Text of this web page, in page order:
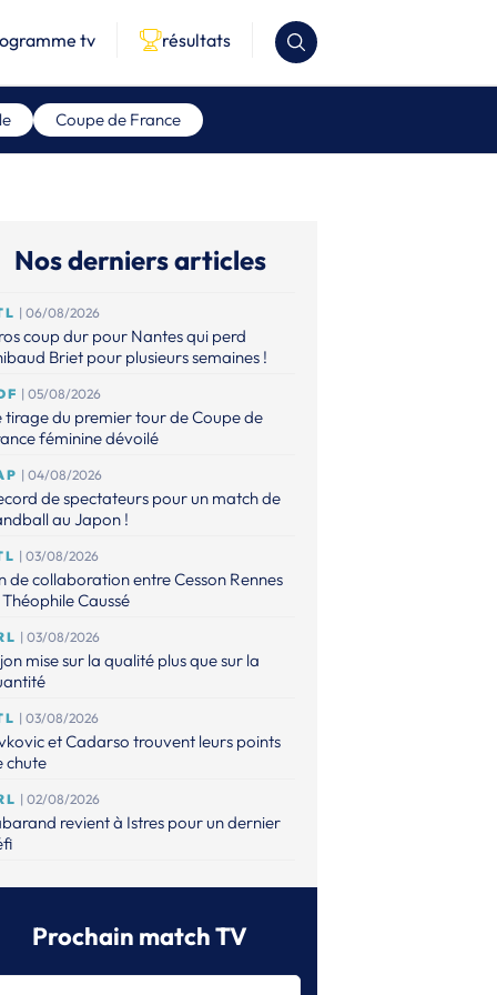
tv résultats
Coupe de France
Nos derniers articles
| 06/08/2026
coup dur pour Nantes qui perd
Briet pour plusieurs semaines !
| 05/08/2026
tirage du premier tour de Coupe de
féminine dévoilé
| 04/08/2026
de spectateurs pour un match de
au Japon !
| 03/08/2026
de collaboration entre Cesson Rennes
Caussé
| 03/08/2026
mise sur la qualité plus que sur la
| 03/08/2026
et Cadarso trouvent leurs points
chute
| 02/08/2026
revient à Istres pour un dernier
| 01/08/2026
Prochain match TV